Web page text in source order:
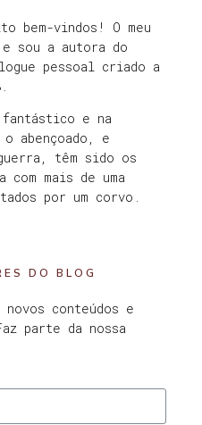
bem-vindos! O meu
sou a autora do
pessoal criado a
fantástico e na
abençoado, e
têm sido os
com mais de uma
por um corvo.
DO BLOG
conteúdos e
parte da nossa